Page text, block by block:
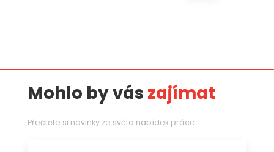
Mohlo by vás zajímat
Přečtěte si novinky ze světa nabídek práce